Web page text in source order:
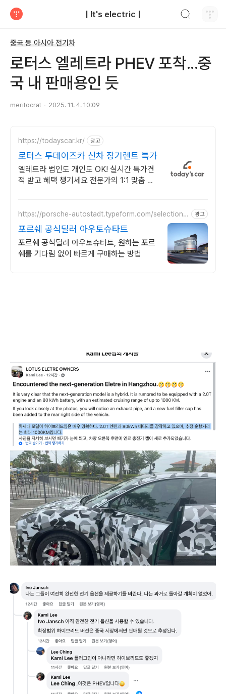
| It's electric |
중국 등 아시아 전기차
로터스 엘레트라 PHEV 포착...중
국 내 판매용인 듯
meritocrat 2025. 11. 4. 10:09
https://todayscar.kr/ 광고
로터스 투데이즈카 신차 장기렌트 특가
엘레트라 법인도 개인도 OK! 실시간 특가견
적 받고 혜택 챙기세요 전문가의 1:1 맞춤 컨
https://porsche-autostadt.typeform.com/selectionn
광고
포르쉐 공식딜러 아우토슈타트
포르쉐 공식딜러 아우토슈타트, 원하는 포르
쉐를 기다림 없이 빠르게 구매하는 방법